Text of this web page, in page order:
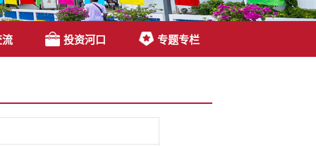
投资河口 专题专栏